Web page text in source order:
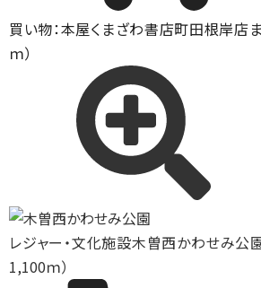
買い物：本屋くまざわ書店町田根岸店
ｍ）
レジャー・文化施設木曽西かわせみ公
1,100ｍ）